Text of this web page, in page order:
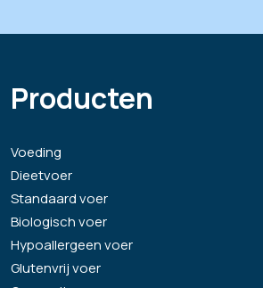
Producten
Voeding
Dieetvoer
Standaard voer
Biologisch voer
Hypoallergeen voer
Glutenvrij voer